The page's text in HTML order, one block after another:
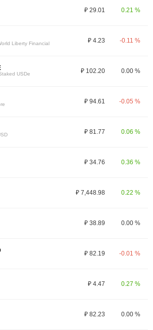
₽ 29.01 0.21 %
Liberty Financial ₽ 4.23 -0.11 %
USDe ₽ 102.20 0.00 %
₽ 94.61 -0.05 %
₽ 81.77 0.06 %
₽ 34.76 0.36 %
₽ 7,448.98 0.22 %
₽ 38.89 0.00 %
₽ 82.19 -0.01 %
₽ 4.47 0.27 %
₽ 82.23 0.00 %